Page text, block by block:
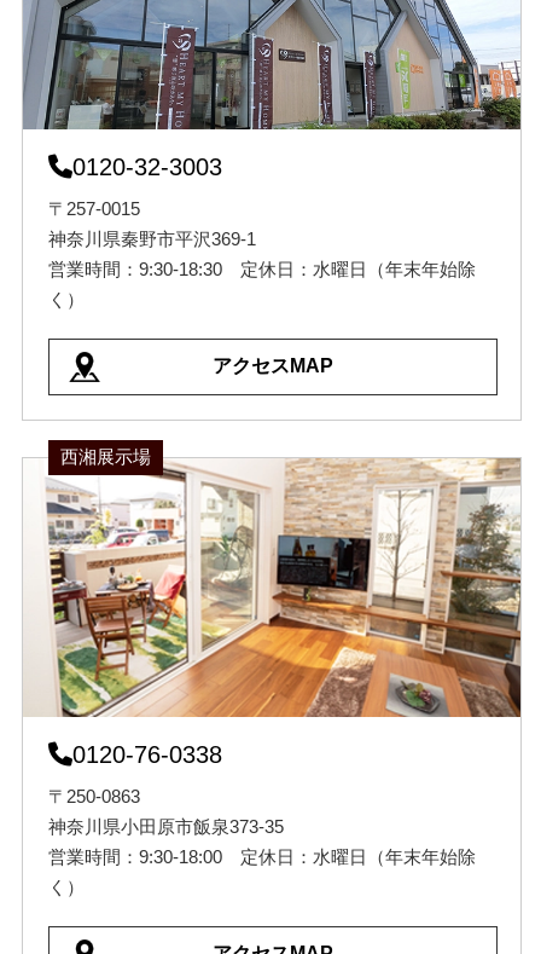
0120-32-3003
〒257-0015
神奈川県秦野市平沢369-1
営業時間：9:30-18:30 定休日：水曜日（年末年始除
く）
アクセスMAP
西湘展示場
0120-76-0338
〒250-0863
神奈川県小田原市飯泉373-35
営業時間：9:30-18:00 定休日：水曜日（年末年始除
く）